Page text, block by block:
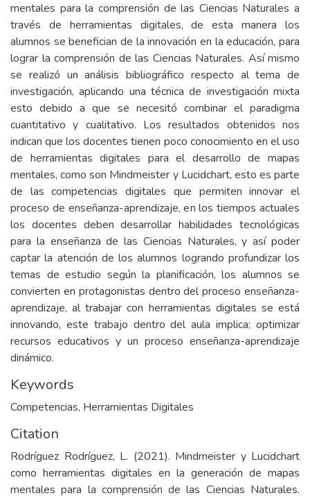
mentales para la comprensión de las Ciencias Naturales a
través de herramientas digitales, de esta manera los
alumnos se benefician de la innovación en la educación, para
lograr la comprensión de las Ciencias Naturales. Así mismo
se realizó un análisis bibliográfico respecto al tema de
investigación, aplicando una técnica de investigación mixta
esto debido a que se necesitó combinar el paradigma
cuantitativo y cualitativo. Los resultados obtenidos nos
indican que los docentes tienen poco conocimiento en el uso
de herramientas digitales para el desarrollo de mapas
mentales, como son Mindmeister y Lucidchart, esto es parte
de las competencias digitales que permiten innovar el
proceso de enseñanza-aprendizaje, en los tiempos actuales
los docentes deben desarrollar habilidades tecnológicas
para la enseñanza de las Ciencias Naturales, y así poder
captar la atención de los alumnos logrando profundizar los
temas de estudio según la planificación, los alumnos se
convierten en protagonistas dentro del proceso enseñanza-
aprendizaje, al trabajar con herramientas digitales se está
innovando, este trabajo dentro del aula implica; optimizar
recursos educativos y un proceso enseñanza-aprendizaje
dinámico.
Keywords
Competencias, Herramientas Digitales
Citation
Rodríguez Rodríguez, L. (2021). Mindmeister y Lucidchart
como herramientas digitales en la generación de mapas
mentales para la comprensión de las Ciencias Naturales.